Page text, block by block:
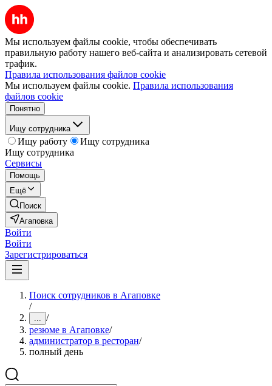
Мы используем файлы cookie, чтобы обеспечивать
правильную работу нашего веб-сайта и анализировать сетевой
трафик.
Правила использования файлов cookie
Мы используем файлы cookie. Правила использования
файлов cookie
Понятно
Ищу сотрудника
Ищу работу
Ищу сотрудника
Ищу сотрудника
Сервисы
Помощь
Ещё
Поиск
Агаповка
Войти
Войти
Зарегистрироваться
Поиск сотрудников в Агаповке
/
... /
резюме в Агаповке/
администратор в ресторан/
полный день